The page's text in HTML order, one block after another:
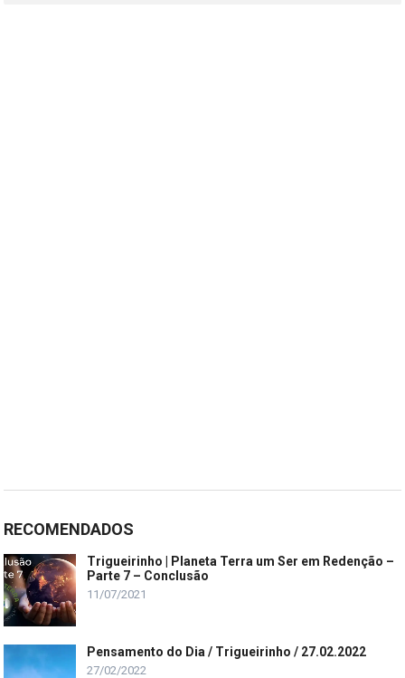
RECOMENDADOS
Trigueirinho | Planeta Terra um Ser em Redenção –
Parte 7 – Conclusão
11/07/2021
Pensamento do Dia / Trigueirinho / 27.02.2022
27/02/2022